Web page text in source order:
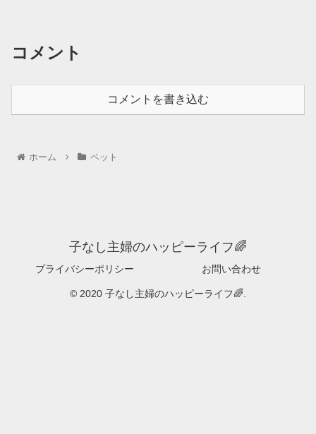
コメント
コメントを書き込む
ホーム ペット
子なし主婦のハッピーライフ🌈
プライバシーポリシー お問い合わせ
© 2020 子なし主婦のハッピーライフ🌈.